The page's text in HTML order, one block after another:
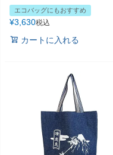
エコバッグにもおすすめ
¥3,630税込
カートに入れる